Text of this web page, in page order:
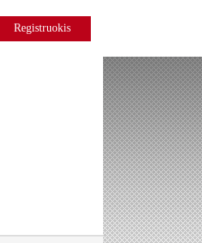
Registruokis